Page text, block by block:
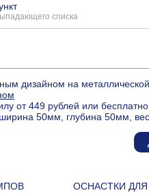
списка
дизайном на
от 449 рублей или бесплатно
50мм, глубина 50мм,
ОСНАСТКИ ДЛЯ